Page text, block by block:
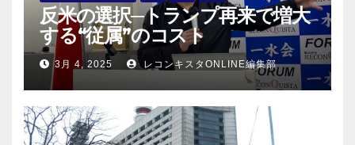
反米の選択─トランプ再来で増大
する“従属”のコスト
3月 4, 2025 レコンキスタONLINE編集部